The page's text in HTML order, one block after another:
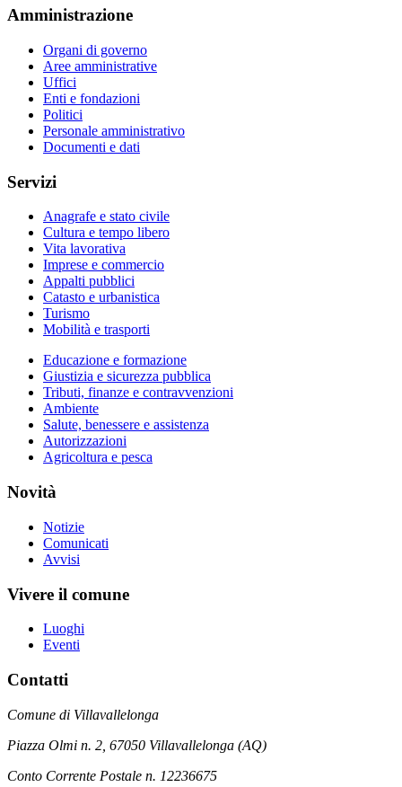
Amministrazione
Organi di governo
Aree amministrative
Uffici
Enti e fondazioni
Politici
Personale amministrativo
Documenti e dati
Servizi
Anagrafe e stato civile
Cultura e tempo libero
Vita lavorativa
Imprese e commercio
Appalti pubblici
Catasto e urbanistica
Turismo
Mobilità e trasporti
Educazione e formazione
Giustizia e sicurezza pubblica
Tributi, finanze e contravvenzioni
Ambiente
Salute, benessere e assistenza
Autorizzazioni
Agricoltura e pesca
Novità
Notizie
Comunicati
Avvisi
Vivere il comune
Luoghi
Eventi
Contatti
Comune di Villavallelonga
Piazza Olmi n. 2, 67050 Villavallelonga (AQ)
Conto Corrente Postale n. 12236675